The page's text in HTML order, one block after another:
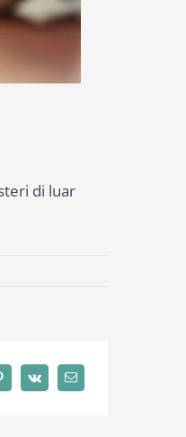
di luar